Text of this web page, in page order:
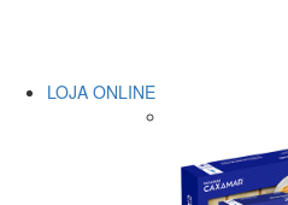
LOJA ONLINE